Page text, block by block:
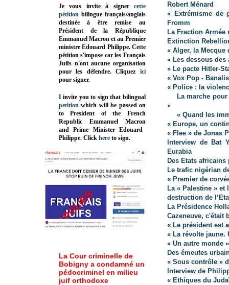
Robert Ménard
« Extrémisme de
Fromm
La Fraction Armée
Extinction
« Alger, la Mecque
« Les dessous
« Le pacte Hitler-
« Vox Pop -
« Police : la
La marche
»
« Quand les
« Europe, un
« Flee » de Jonas
Interview de Bat
Eurabia
Des Etats
Le trafic nigérian
« Premier de
La « Palestine »
destruction de
La Présidence
Cazeneuve, c'était
« Le président est
« La révolte jaune.
« Un autre monde
Des émeutes
« Sous contrôle »
Interview de
« Ethiques du
Je vous invite à signer cette
pétition bilingue français/anglais
destinée à être remise au
Président de la République
Emmanuel Macron et au Premier
ministre Edouard Philippe. Cette
pétition s'impose car les Français
Juifs n'ont aucune organisation
pour les défendre. Cliquez
ici
pour signer.
I invite you to sign that bilingual
petition which will be passed on
to President of the French
Republic Emmanuel Macron
and Prime MinisterEdouard
Philippe. Click here to sign.
La Cour criminelle de
Bobigny a condamné un
pédocriminel en milieu
juif orthodoxe